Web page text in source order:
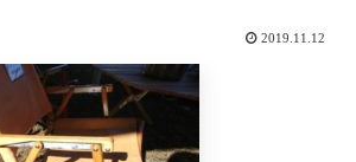
2019.11.12